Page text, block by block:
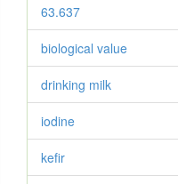
63.637
biological value
drinking milk
iodine
kefir